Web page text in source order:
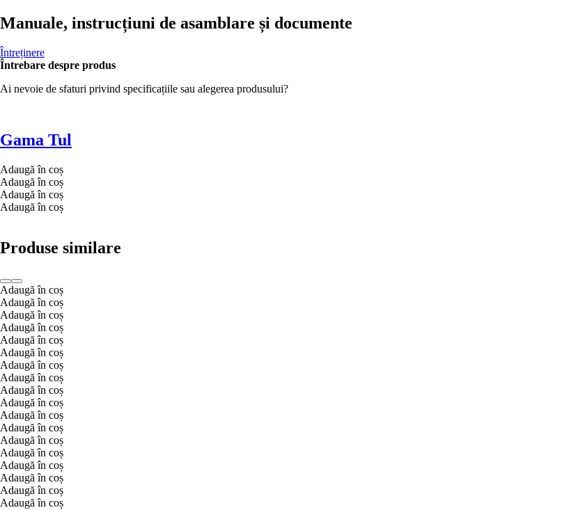
Manuale, instrucțiuni de asamblare și documente
Întreținere
Întrebare despre produs
Ai nevoie de sfaturi privind specificațiile sau alegerea produsului?
Gama Tul
Adaugă în coș
Adaugă în coș
Adaugă în coș
Adaugă în coș
Produse similare
Adaugă în coș
Adaugă în coș
Adaugă în coș
Adaugă în coș
Adaugă în coș
Adaugă în coș
Adaugă în coș
Adaugă în coș
Adaugă în coș
Adaugă în coș
Adaugă în coș
Adaugă în coș
Adaugă în coș
Adaugă în coș
Adaugă în coș
Adaugă în coș
Adaugă în coș
Adaugă în coș